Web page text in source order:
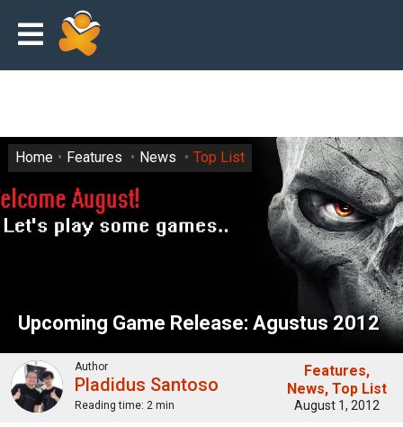
Upcoming Game Release: Agustus 2012
Home Features News Top List
Author
Pladidus Santoso
Reading time: 2 min
Features
News Top List
August 1, 2012